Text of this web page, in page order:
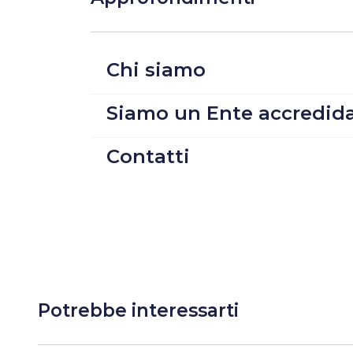
Chi siamo
Siamo un Ente
Contatti
Potrebbe interessarti